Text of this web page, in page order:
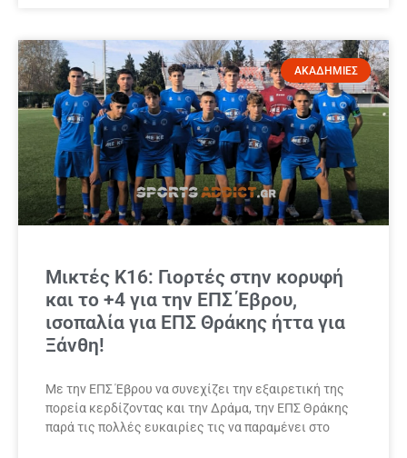
ΑΚΑΔΗΜΙΕΣ
Μικτές Κ16: Γιορτές στην κορυφή
και το +4 για την ΕΠΣ Έβρου,
ισοπαλία για ΕΠΣ Θράκης ήττα για
Ξάνθη!
Με την ΕΠΣ Έβρου να συνεχίζει την εξαιρετική της
πορεία κερδίζοντας και την Δράμα, την ΕΠΣ Θράκης
παρά τις πολλές ευκαιρίες τις να παραμένει στο